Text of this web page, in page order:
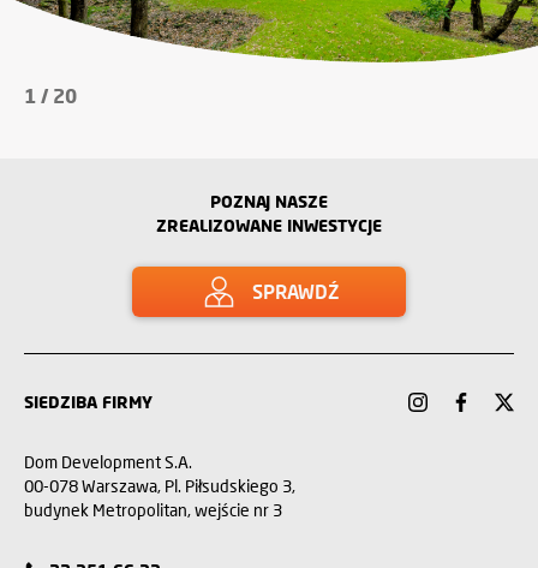
1 / 20
POZNAJ NASZE
ZREALIZOWANE INWESTYCJE
SPRAWDŹ
SIEDZIBA FIRMY
Dom Development S.A.
00-078 Warszawa, Pl. Piłsudskiego 3,
budynek Metropolitan, wejście nr 3